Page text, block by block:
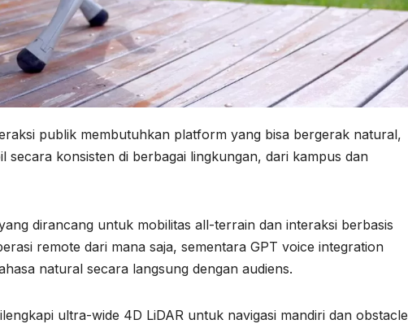
publik membutuhkan platform yang bisa bergerak natural,
secara konsisten di berbagai lingkungan, dari kampus dan
dirancang untuk mobilitas all-terrain dan interaksi berbasis
remote dari mana saja, sementara GPT voice integration
natural secara langsung dengan audiens.
ultra-wide 4D LiDAR untuk navigasi mandiri dan obstacle